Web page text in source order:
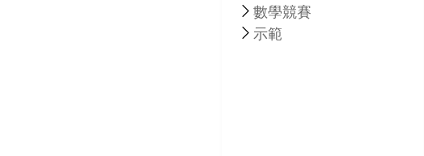
數學競賽
示範